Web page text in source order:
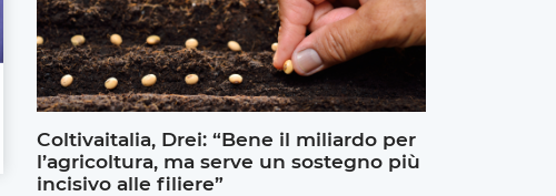
Coltivaitalia, Drei: “Bene il miliardo per
l’agricoltura, ma serve un sostegno più
incisivo alle filiere”